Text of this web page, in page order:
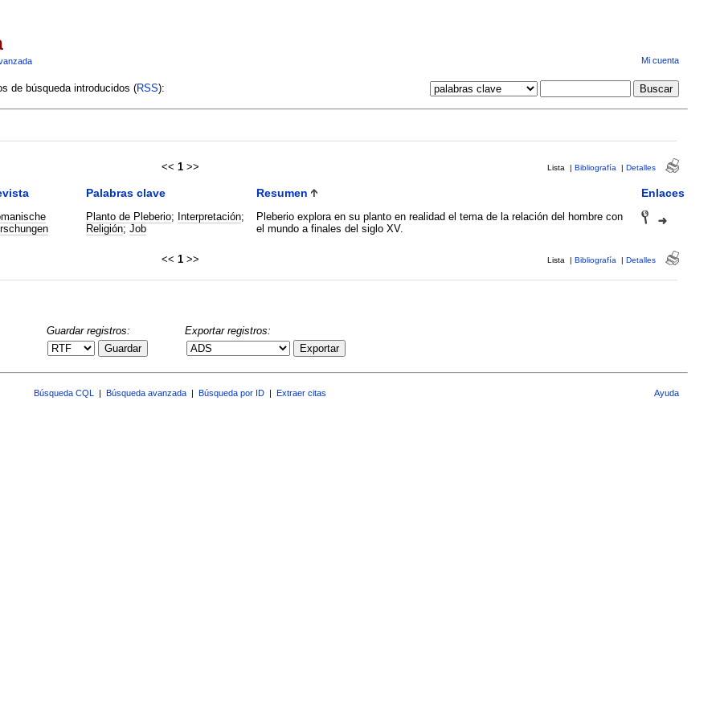
Mi cuenta
de búsqueda introducidos (RSS):
<< 1 >> Lista | Bibliografía | Detalles
Palabras clave Resumen Enlaces
Planto de Pleberio; Interpretación;
Religión; Job
Pleberio explora en su planto en realidad el tema de la relación del hombre con
el mundo a finales del siglo XV.
<< 1 >> Lista | Bibliografía | Detalles
Guardar registros:
Guardar
Exportar registros:
Exportar
Búsqueda CQL Búsqueda avanzada Búsqueda por ID Extraer citas Ayuda